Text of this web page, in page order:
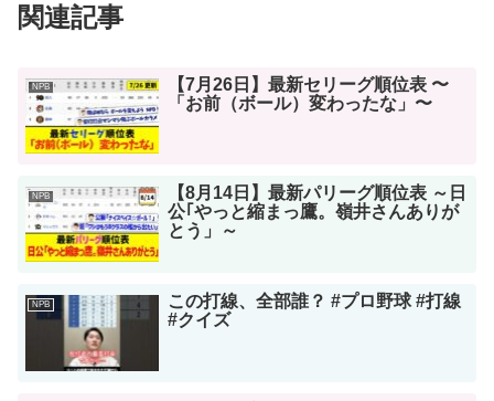
関連記事
NPB
【7月26日】最新セリーグ順位表 〜
「お前（ボール）変わったな」〜
NPB
【8月14日】最新パリーグ順位表 ～日
公｢やっと縮まっ鷹。嶺井さんありが
とう」～
NPB
この打線、全部誰？ #プロ野球 #打線
#クイズ